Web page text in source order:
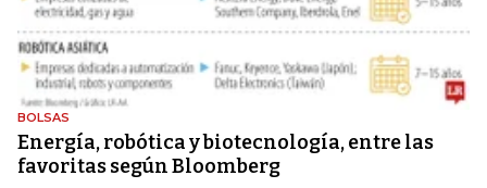
BOLSAS
Energía, robótica y biotecnología, entre las
favoritas según Bloomberg